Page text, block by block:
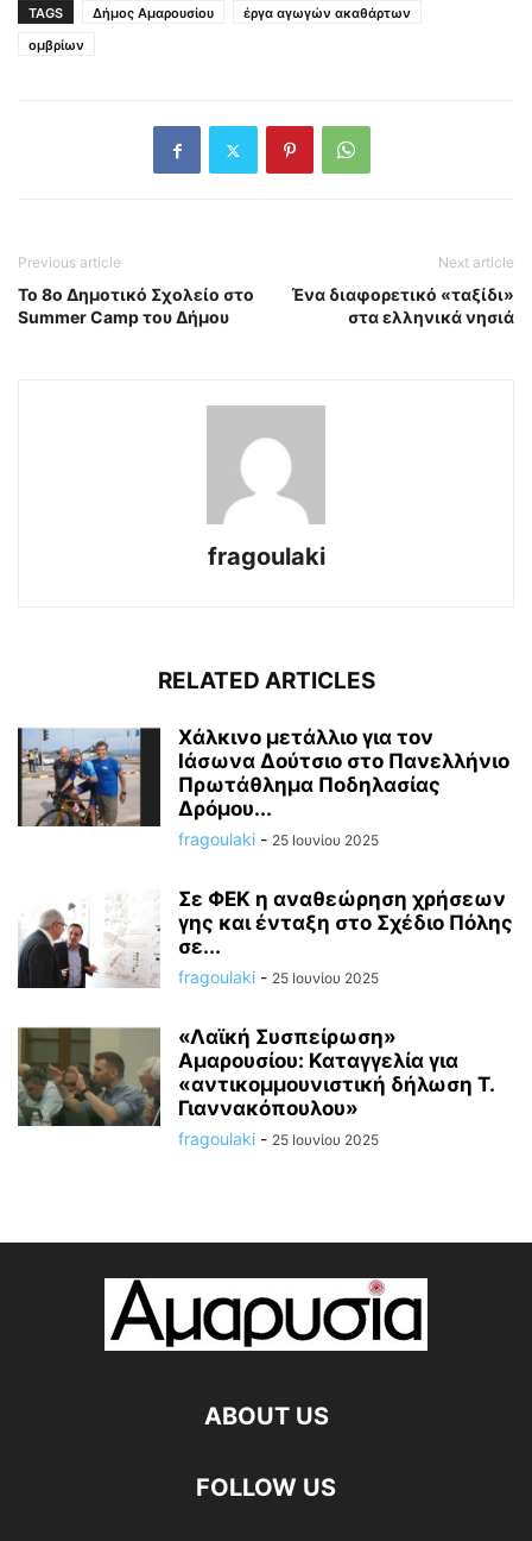
TAGS Δήμος Αμαρουσίου
έργα αγωγών ακαθάρτων
ομβρίων
Previous article
Το 8ο Δημοτικό Σχολείο στο
Summer Camp του Δήμου
Next article
Ένα διαφορετικό «ταξίδι»
στα ελληνικά νησιά
fragoulaki
RELATED ARTICLES
Χάλκινο μετάλλιο για τον
Ιάσωνα Δούτσιο στο Πανελλήνιο
Πρωτάθλημα Ποδηλασίας
Δρόμου...
fragoulaki - 25 Ιουνίου 2025
Σε ΦΕΚ η αναθεώρηση χρήσεων
γης και ένταξη στο Σχέδιο Πόλης
σε...
fragoulaki - 25 Ιουνίου 2025
«Λαϊκή Συσπείρωση»
Αμαρουσίου: Καταγγελία για
«αντικομμουνιστική δήλωση Τ.
Γιαννακόπουλου»
fragoulaki - 25 Ιουνίου 2025
ABOUT US
FOLLOW US